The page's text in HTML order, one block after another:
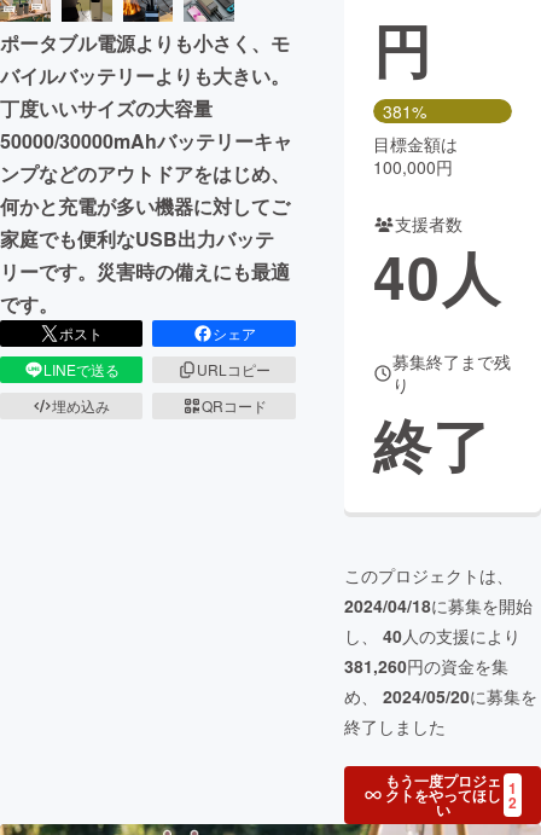
ビジネス・起業
まちづくり・地域活性化
CAMPFIRE for Social Good
CAMPFIRE Creation
CAMPFIREふるさと納税
コミュニティ
ポータブル電源よりも小さく、モ
バイルバッテリーよりも大きい。
丁度いいサイズの大容量
50000/30000mAhバッテリーキャ
ンプなどのアウトドアをはじめ、
何かと充電が多い機器に対してご
家庭でも便利なUSB出力バッテ
リーです。災害時の備えにも最適
です。
ポスト
シェア
LINEで送る
URLコピー
埋め込み
QRコード
円
381%
目標金額は
100,000円
支援者数
40人
募集終了まで残
り
終了
このプロジェクトは、
2024/04/18に募集を開始
し、 40人の支援により
381,260円の資金を集
め、 2024/05/20に募集を
終了しました
もう一度プロジェ
クトをやってほし
い
1
2